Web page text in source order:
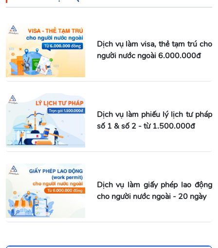
Dịch vụ làm visa, thẻ tạm trú cho
người nước ngoài 6.000.000đ
Dịch vụ làm phiếu lý lịch tư pháp
số 1 & số 2 - từ 1.500.000đ
Dịch vụ làm giấy phép lao động
cho người nước ngoài - 20 ngày